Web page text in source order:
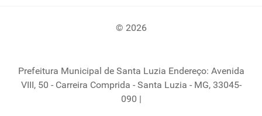
© 2026
Prefeitura Municipal de Santa Luzia Endereço: Avenida
VIII, 50 - Carreira Comprida - Santa Luzia - MG, 33045-
090 |